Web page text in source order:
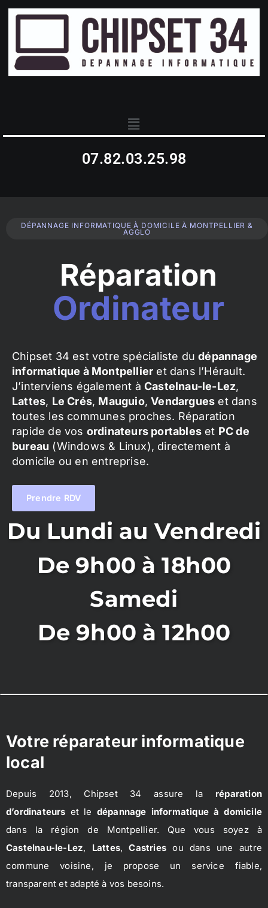
07.82.03.25.98
DÉPANNAGE INFORMATIQUE À DOMICILE À MONTPELLIER &
AGGLO
Réparation
Ordinateur
Chipset 34 est votre spécialiste dudépannage
informatique à Montpellier et dans l’Hérault.
J’interviens également à Castelnau-le-Lez,
Lattes, Le Crés, Mauguio,Vendargues et dans
toutes les communes proches. Réparation
rapide de vos ordinateurs portables et PC de
bureau (Windows & Linux), directement à
domicile ou en entreprise.
Prendre RDV
Du Lundi au Vendredi
De 9h00 à 18h00
Samedi
De 9h00 à 12h00
Votre réparateur informatique
local
Depuis 2013, Chipset 34 assure la réparation
d’ordinateurs et le dépannage informatique à domicile
dans la région de Montpellier. Que vous soyez à
Castelnau-le-Lez, Lattes,Castries ou dans une autre
commune voisine, je propose un service fiable,
transparent et adapté à vos besoins.